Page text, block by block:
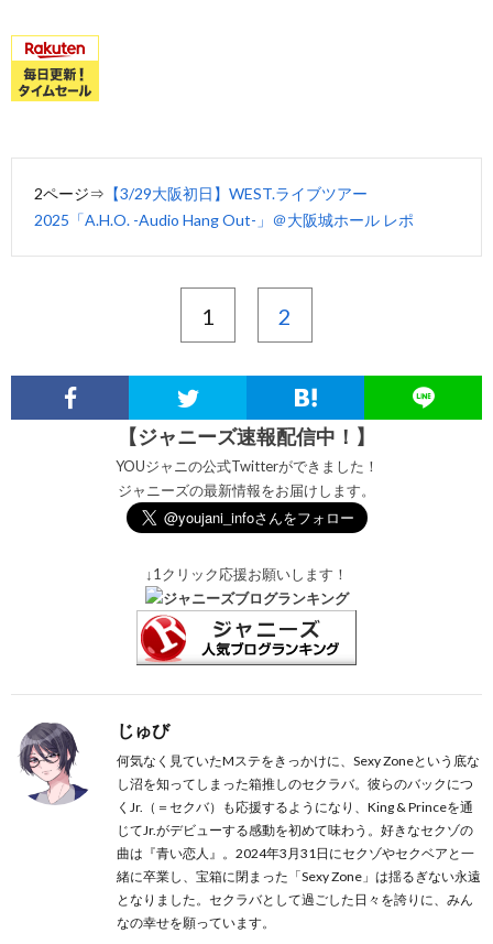
2ページ⇒ 【3/29大阪初日】WEST.ライブツアー
2025「A.H.O. -Audio Hang Out-」＠大阪城ホール レポ
1 2
【ジャニーズ速報配信中！】
YOUジャニの公式Twitterができました！
ジャニーズの最新情報をお届けします。
↓1クリック応援お願いします！
じゅび
何気なく見ていたMステをきっかけに、Sexy Zoneという底な
し沼を知ってしまった箱推しのセクラバ。彼らのバックにつ
くJr.（＝セクバ）も応援するようになり、King & Princeを通
じてJr.がデビューする感動を初めて味わう。好きなセクゾの
曲は『青い恋人』。2024年3月31日にセクゾやセクベアと一
緒に卒業し、宝箱に閉まった「Sexy Zone」は揺るぎない永遠
となりました。セクラバとして過ごした日々を誇りに、みん
なの幸せを願っています。